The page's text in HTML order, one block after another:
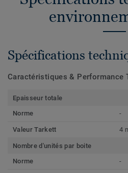
Spécifications
Caractéristiques & Performance
Epaisseur totale
Norme
-
Valeur Tarkett 4
Nombre d'unités par boite
Norme
-